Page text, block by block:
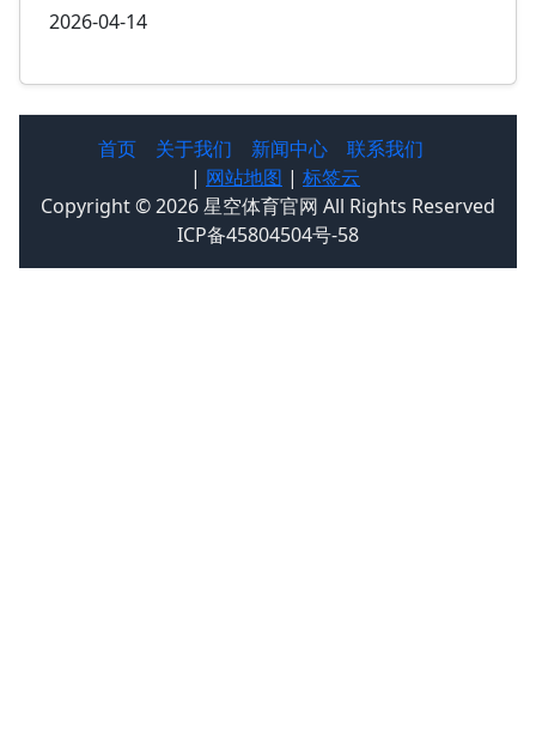
2026-04-14
首页 关于我们 新闻中心
联系我们
| 网站地图 | 标签云
Copyright © 2026 星空体育官网 All Rights Reserved
ICP备45804504号-58